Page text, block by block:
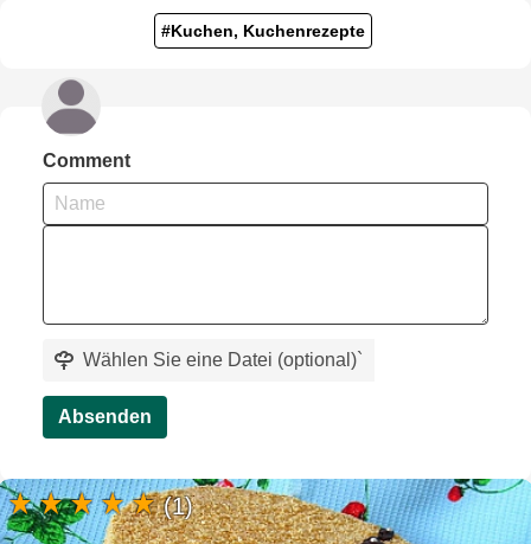
#Kuchen, Kuchenrezepte
Comment
Wählen Sie eine Datei (optional)`
Absenden
(1)